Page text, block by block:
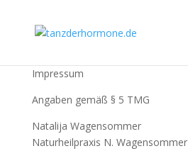
Impressum
Angaben gemäß § 5 TMG
Natalija Wagensommer
Naturheilpraxis N. Wagensommer